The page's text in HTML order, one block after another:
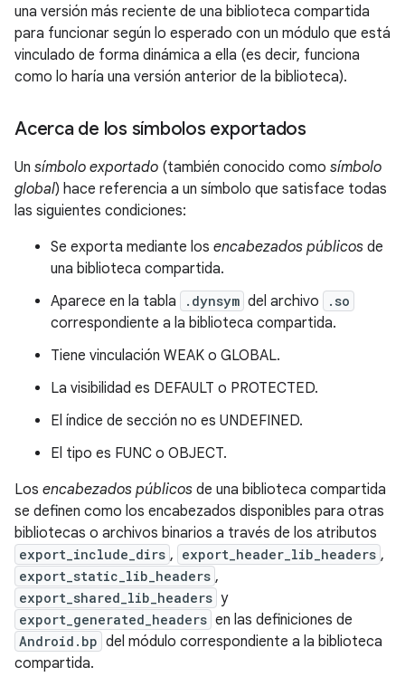
una versión más reciente de una biblioteca compartida
para funcionar según lo esperado con un módulo que está
vinculado de forma dinámica a ella (es decir, funciona
como lo haría una versión anterior de la biblioteca).
Acerca de los símbolos exportados
Un símbolo exportado (también conocido como símbolo
global) hace referencia a un símbolo que satisface todas
las siguientes condiciones:
Se exporta mediante los encabezados públicos de
una biblioteca compartida.
Aparece en la tabla
.dynsym del archivo .so
correspondiente a la biblioteca compartida.
Tiene vinculación WEAK o GLOBAL.
La visibilidad es DEFAULT o PROTECTED.
El índice de sección no es UNDEFINED.
El tipo es FUNC o OBJECT.
Los encabezados públicos de una biblioteca compartida
se definen como los encabezados disponibles para otras
bibliotecas o archivos binarios a través de los atributos
export_include_dirs , export_header_lib_headers ,
export_static_lib_headers ,
export_shared_lib_headers y
export_generated_headers en las definiciones de
Android.bp del módulo correspondiente a la biblioteca
compartida.